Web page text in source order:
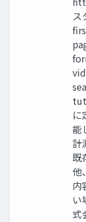
ス
に
能
計
既
他
内
い
式